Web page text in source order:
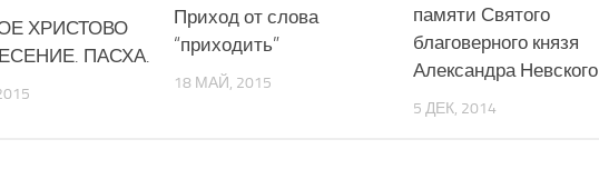
ХРИСТОВО
ПАСХА.
Приход от слова
“приходить”
18 МАЙ, 2015
памяти Святого
благоверного князя
Александра Невского
5 ДЕК, 2014